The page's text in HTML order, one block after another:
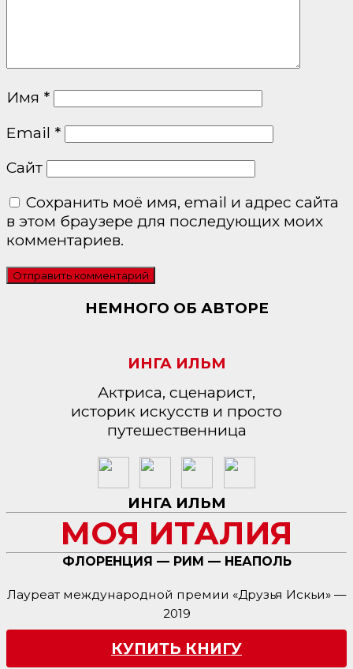
Имя *
Email *
Сайт
Сохранить моё имя, email и адрес сайта
в этом браузере для последующих моих
комментариев.
НЕМНОГО ОБ АВТОРЕ
ИНГА ИЛЬМ
Актриса, сценарист,
историк искусств и просто
путешественница
ИНГА ИЛЬМ
МОЯ ИТАЛИЯ
ФЛОРЕНЦИЯ — РИМ — НЕАПОЛЬ
Лауреат международной премии «Друзья Искьи» —
2019
КУПИТЬ КНИГУ